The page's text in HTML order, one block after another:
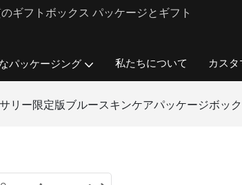
ギフトボックス パッケージとギフト
パッケージング 私たちについて カス
リー限定版ブルースキンケアパッケージボッ